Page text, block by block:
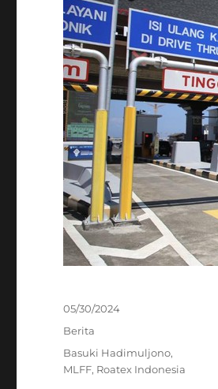
Posted
05/30/2024
Categories
Berita
Tags
Basuki Hadimuljono,
MLFF, Roatex Indonesia